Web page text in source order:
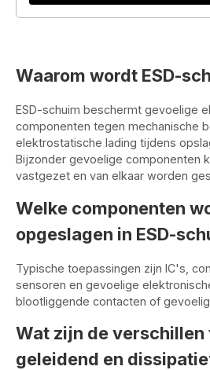
Waarom wordt ESD-
ESD-schuim beschermt gevoelige
componenten tegen mechanische
elektrostatische lading tijdens
Bijzonder gevoelige componenten
vastgezet en van elkaar worden
Welke componenten
opgeslagen in ESD-
Typische toepassingen zijn IC's,
sensoren en gevoelige
blootliggende contacten of
Wat zijn de verschillen
geleidend en